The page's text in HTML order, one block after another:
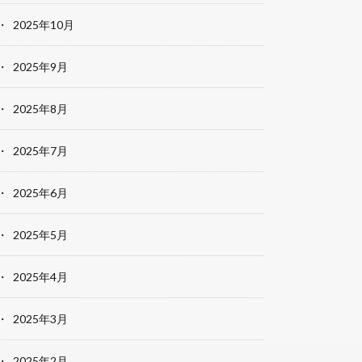
2025年10月
2025年9月
2025年8月
2025年7月
2025年6月
2025年5月
2025年4月
2025年3月